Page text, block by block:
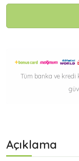
Tüm banka ve kredi
Açıklama